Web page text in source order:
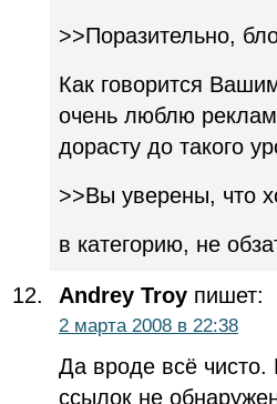
>>Поразительно,
Как говорится
очень люблю
дорасту до такого
>>Вы уверены, что
в категорию, не
Andrey Troy пишет:
2 марта 2008 в 22:38
Да вроде всё
ссылок не